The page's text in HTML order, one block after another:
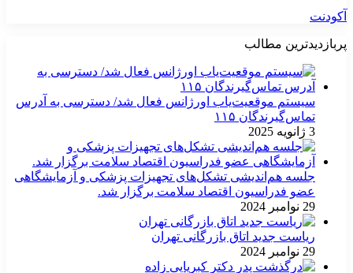
آکودنت
پربازدیدترین مطالب
سیستم موقعیت‌یاب اورژانس فعال شد/ دسترسی به آدرس
تماس‌گیرندگان ۱۱۵
3 ژانویه 2025
جلسه هم‌اندیشی تشکل‌های تجهیزات پزشکی و آزمایشگاهی
عضو فدراسیون اقتصاد سلامت برگزار شد.
29 نوامبر 2024
ریاست جدید اتاق بازرگانی تهران
29 نوامبر 2024